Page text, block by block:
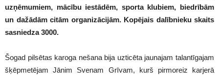
uzņēmumiem, mācību iestādēm, sporta klubiem, biedrībām
un dažādām citām organizācijām. Kopējais dalībnieku skaits
sasniedza 3000.
Šogad pilsētas karoga nešana bija uzticēta jaunajam talantīgajam
šķēpmetējam Jānim Svenam Grīvam, kurš pirmoreiz karjerā